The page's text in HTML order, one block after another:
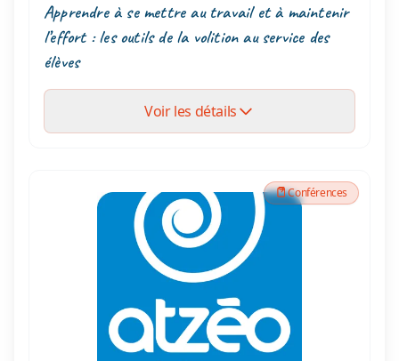
Apprendre à se mettre au travail et à maintenir
l’effort : les outils de la volition au service des
élèves
Voir les détails
Conférences